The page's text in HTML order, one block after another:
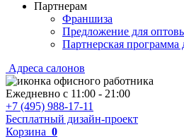
Партнерам
Франшиза
Предложение для
Партнерская программа
Адреса салонов
Ежедневно с 11:00 - 21:00
+7 (495) 988-17-11
Бесплатный дизайн-проект
Корзина 0